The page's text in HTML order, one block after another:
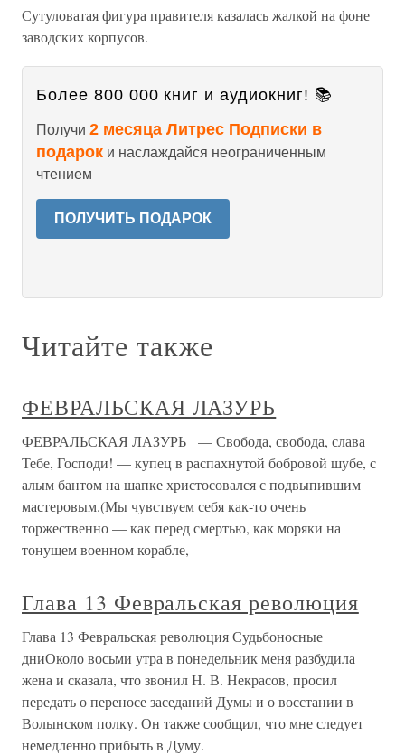
Сутуловатая фигура правителя казалась жалкой на фоне
заводских корпусов.
Более 800 000 книг и аудиокниг! 📚
Получи 2 месяца Литрес Подписки в
подарок и наслаждайся неограниченным
чтением
ПОЛУЧИТЬ ПОДАРОК
Читайте также
ФЕВРАЛЬСКАЯ ЛАЗУРЬ
ФЕВРАЛЬСКАЯ ЛАЗУРЬ — Свобода, свобода, слава
Тебе, Господи! — купец в распахнутой бобровой шубе, с
алым бантом на шапке христосовался с подвыпившим
мастеровым.(Мы чувствуем себя как-то очень
торжественно — как перед смертью, как моряки на
тонущем военном корабле,
Глава 13 Февральская революция
Глава 13 Февральская революция Судьбоносные
дниОколо восьми утра в понедельник меня разбудила
жена и сказала, что звонил Н. В. Некрасов, просил
передать о переносе заседаний Думы и о восстании в
Волынском полку. Он также сообщил, что мне следует
немедленно прибыть в Думу.